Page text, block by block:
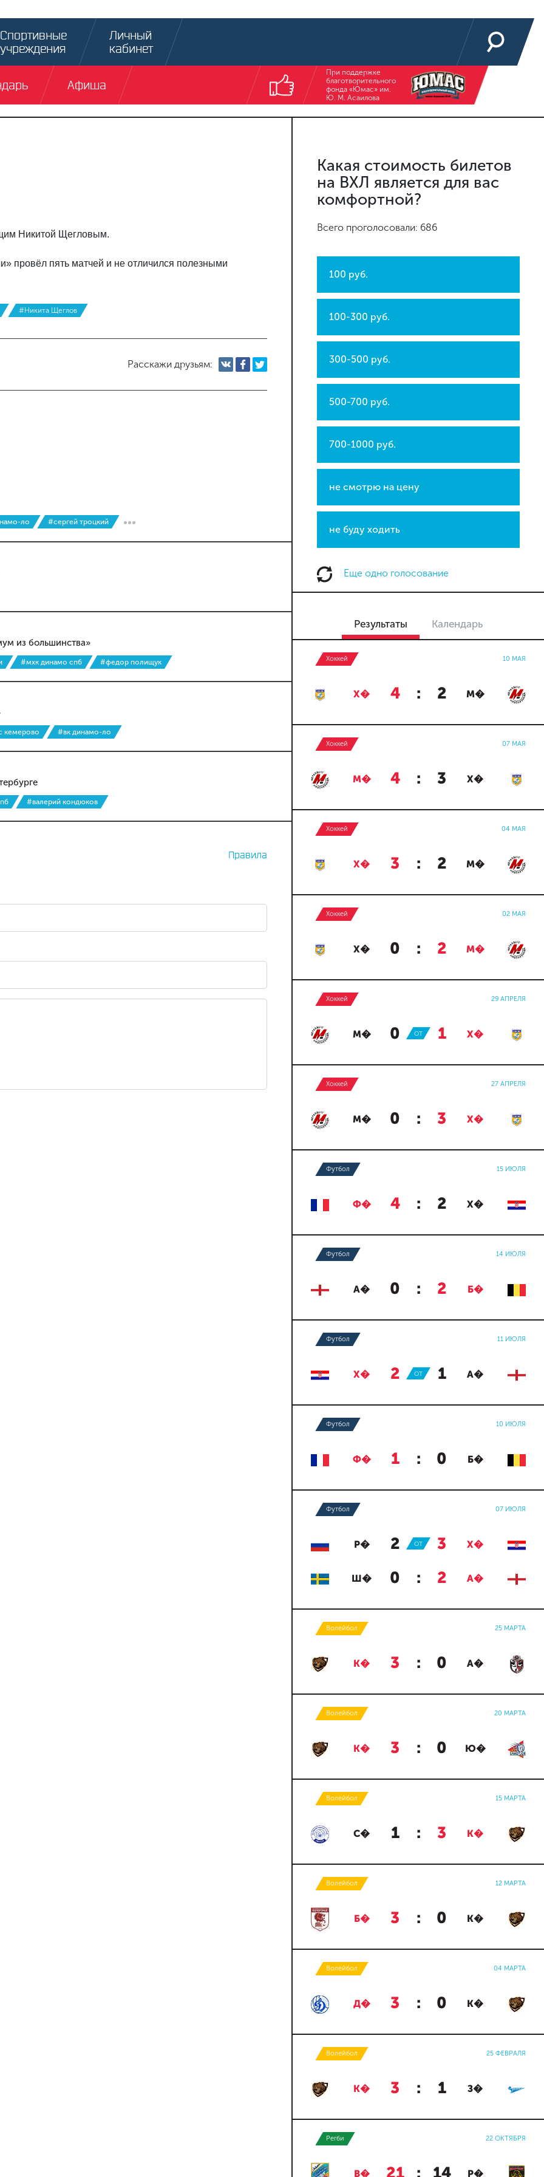
Спортивные
учреждения
Личный
кабинет
Афиша
При поддержке
благотворительного
фонда «Юмас» им.
Ю. М. Асаилова
Никитой Щегловым.
провёл пять матчей и не отличился полезными
#Никита Щеглов
Расскажи друзьям:
ло #сергей троцкий
из большинства»
#мхк динамо спб #федор полищук
кемерово #вк динамо-ло
#валерий кондюков
Правила
Какая стоимость билетов
на ВХЛ является для вас
комфортной?
Всего проголосовали: 686
100 руб.
100-300 руб.
300-500 руб.
500-700 руб.
700-1000 руб.
не смотрю на цену
не буду ходить
Еще одно голосование
Результаты Календарь
Хоккей 10 МАЯ
Х� 4 : 2 М�
Хоккей 07 МАЯ
М� 4 : 3 Х�
Хоккей 04 МАЯ
Х� 3 : 2 М�
Хоккей 02 МАЯ
Х� 0 : 2 М�
Хоккей 29 АПРЕЛЯ
М� 0 : 1 Х�
ОТ
Хоккей 27 АПРЕЛЯ
М� 0 : 3 Х�
Футбол 15 ИЮЛЯ
Ф� 4 : 2 Х�
Футбол 14 ИЮЛЯ
А� 0 : 2 Б�
Футбол 11 ИЮЛЯ
Х� 2 : 1 А�
ОТ
Футбол 10 ИЮЛЯ
Ф� 1 : 0 Б�
Футбол 07 ИЮЛЯ
Р� 2 : 3 Х�
ОТ
Ш� 0 : 2 А�
Волейбол 25 МАРТА
К� 3 : 0 А�
Волейбол 20 МАРТА
К� 3 : 0 Ю�
Волейбол 15 МАРТА
С� 1 : 3 К�
Волейбол 12 МАРТА
Б� 3 : 0 К�
Волейбол 04 МАРТА
Д� 3 : 0 К�
Волейбол 25 ФЕВРАЛЯ
К� 3 : 1 З�
Регби 22 ОКТЯБРЯ
В� 21 : 14 Р�